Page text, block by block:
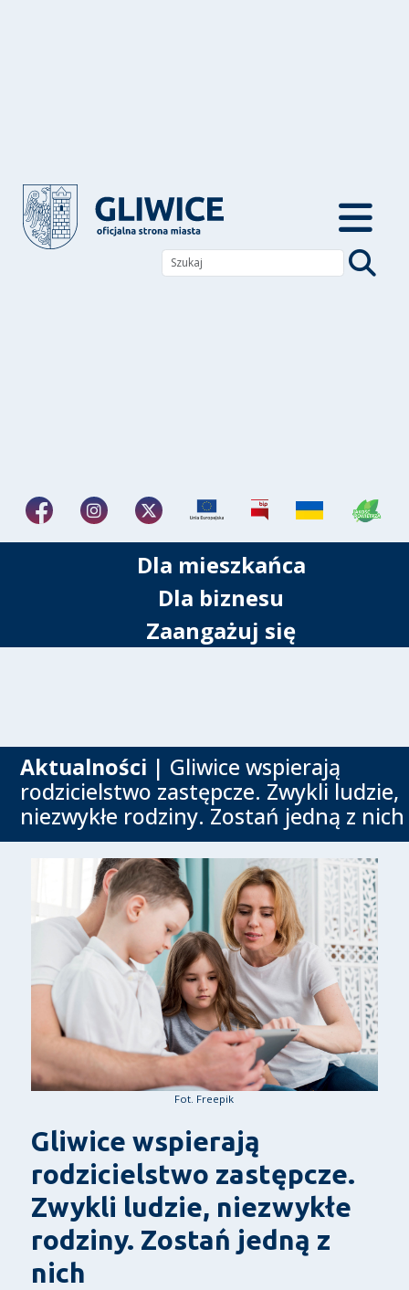
Dla mieszkańca
Dla biznesu
Zaangażuj się
Aktualności | Gliwice wspierają
rodzicielstwo zastępcze. Zwykli ludzie,
niezwykłe rodziny. Zostań jedną z nich
Fot. Freepik
Gliwice wspierają
rodzicielstwo zastępcze.
Zwykli ludzie, niezwykłe
rodziny. Zostań jedną z
nich